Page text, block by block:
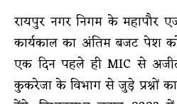
रायपुर नगर निगम के महापौर
कार्यकाल का अंतिम बजट पेश
एक दिन पहले ही MIC से
कुकरेजा के विभाग से जुड़े प्रश्नों